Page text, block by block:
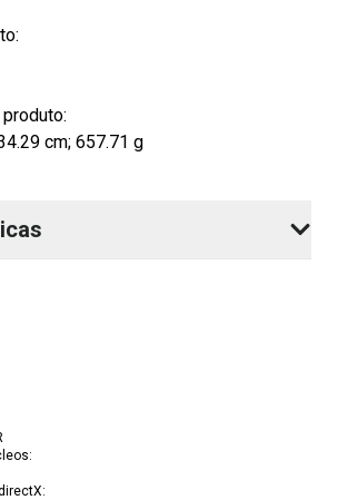
cm; 657.71 g
:
: